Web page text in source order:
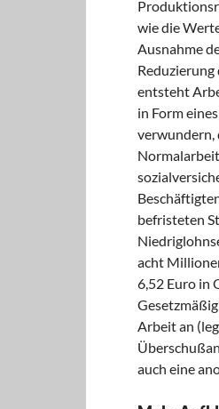
wie die
Ausnahme
entsteht
in Form
verwundern,
befristeten
acht
6,52 Euro in
Arbeit an
auch eine